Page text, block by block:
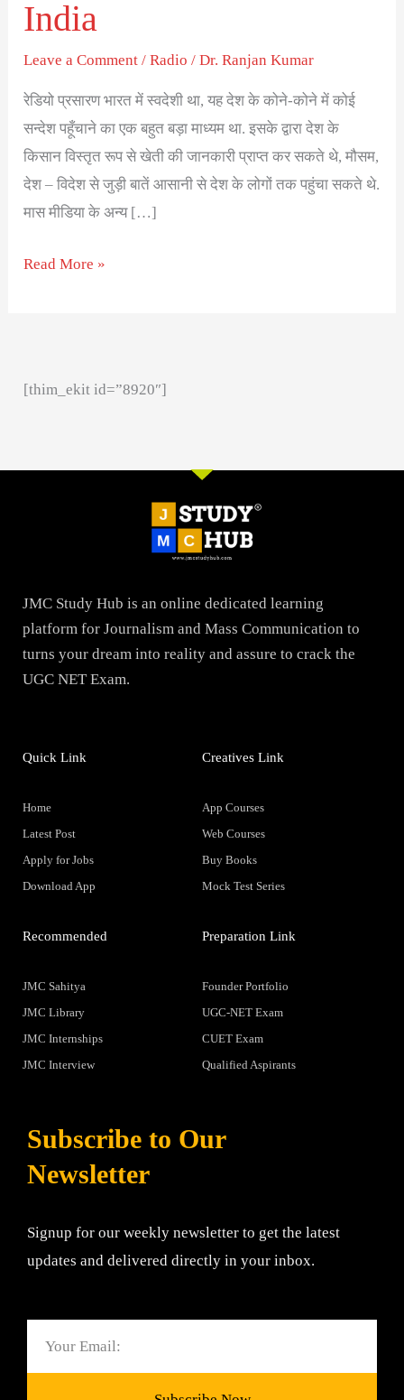
India
Leave a Comment /Radio /Dr. Ranjan Kumar
रेडियो प्रसारण भारत में स्वदेशी था, यह देश के कोने-कोने में कोई
सन्देश पहूँचाने का एक बहुत बड़ा माध्यम था. इसके द्वारा देश के
किसान विस्तृत रूप से खेती की जानकारी प्राप्त कर सकते थे, मौसम,
देश – विदेश से जुड़ी बातें आसानी से देश के लोगों तक पहुंचा सकते थे.
मास मीडिया के अन्य […]
Read More »
[thim_ekit id=”8920″]
JMC Study Hub is an online dedicated learning
platform for Journalism and Mass Communication to
turns your dream into reality and assure to crack the
UGC NET Exam.
Quick Link
Home
Latest Post
Apply for Jobs
Download App
Creatives Link
App Courses
Web Courses
Buy Books
Mock Test Series
Recommended
JMC Sahitya
JMC Library
JMC Internships
JMC Interview
Preparation Link
Founder Portfolio
UGC-NET Exam
CUET Exam
Qualified Aspirants
Subscribe to Our
Newsletter
Signup for our weekly newsletter to get the latest
updates and delivered directly in your inbox.